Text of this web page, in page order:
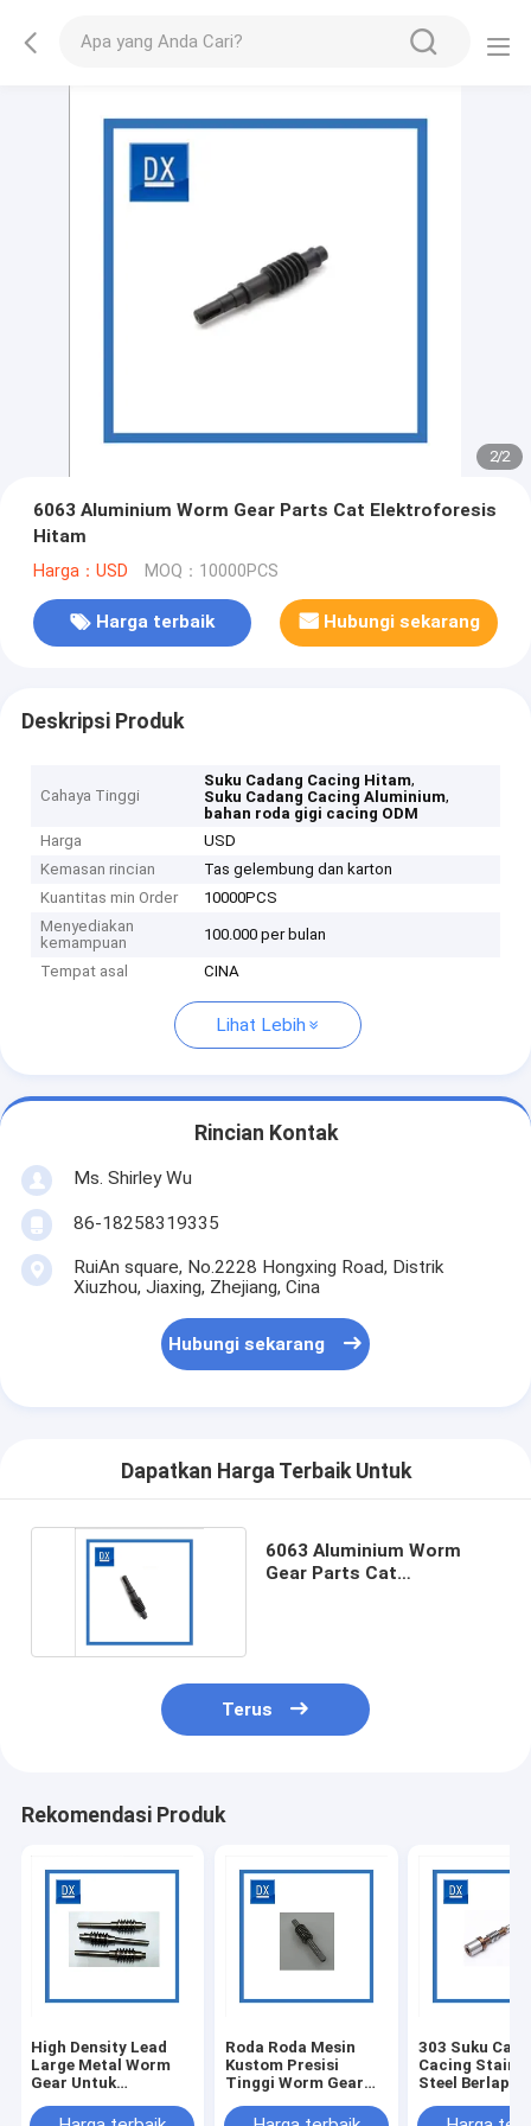
2/2
6063 Aluminium Worm Gear Parts Cat Elektroforesis
Hitam
Harga：USD MOQ：10000PCS
Harga terbaik Hubungi sekarang
Deskripsi Produk
Cahaya Tinggi
Suku Cadang Cacing Hitam,
Suku Cadang Cacing Aluminium,
bahan roda gigi cacing ODM
Harga
USD
Kemasan rincian
Tas gelembung dan karton
Kuantitas min Order
10000PCS
Menyediakan
kemampuan
100.000 per bulan
Tempat asal CINA
Lihat Lebih
Rincian Kontak
Ms. Shirley Wu
86-18258319335
RuiAn square, No.2228 Hongxing Road, Distrik
Xiuzhou, Jiaxing, Zhejiang, Cina
Hubungi sekarang
Dapatkan Harga Terbaik Untuk
6063 Aluminium Worm
Gear Parts Cat
Terus
Rekomendasi Produk
High Density Lead
Large Metal Worm
Gear Untuk
Roda Roda Mesin
Kustom Presisi
Tinggi Worm Gear
Steel
303 Suku
Cacing
Steel Berlapis
LSA